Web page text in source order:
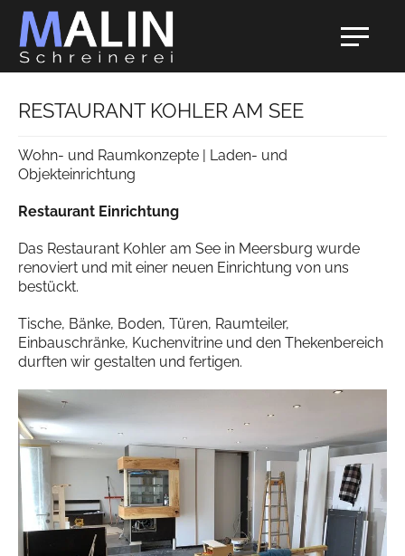
RESTAURANT KOHLER AM SEE
Wohn- und Raumkonzepte | Laden- und
Objekteinrichtung
Restaurant Einrichtung
Das Restaurant Kohler am See in Meersburg wurde
renoviert und mit einer neuen Einrichtung von uns
bestückt.
Tische, Bänke, Boden, Türen, Raumteiler,
Einbauschränke, Kuchenvitrine und den Thekenbereich
durften wir gestalten und fertigen.